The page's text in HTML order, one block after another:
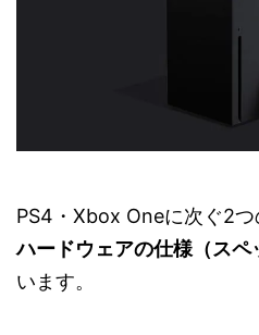
PS4・Xbox Oneに次ぐ2つ
ハードウェアの仕様（スペ
います。